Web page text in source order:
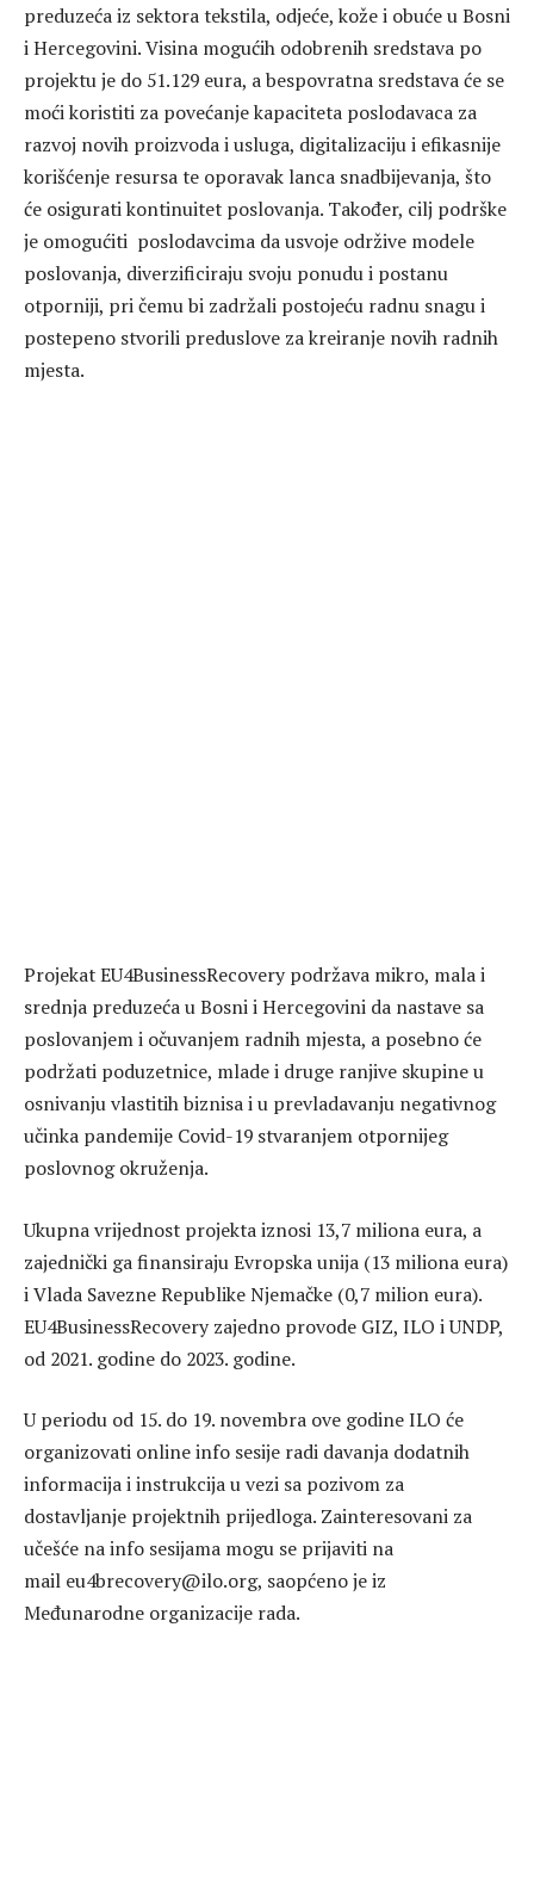
preduzeća iz sektora tekstila, odjeće, kože i obuće u Bosni
i Hercegovini. Visina mogućih odobrenih sredstava po
projektu je do 51.129 eura, a bespovratna sredstava će se
moći koristiti za povećanje kapaciteta poslodavaca za
razvoj novih proizvoda i usluga, digitalizaciju i efikasnije
korišćenje resursa te oporavak lanca snadbijevanja, što
će osigurati kontinuitet poslovanja. Također, cilj podrške
je omogućiti poslodavcima da usvoje održive modele
poslovanja, diverzificiraju svoju ponudu i postanu
otporniji, pri čemu bi zadržali postojeću radnu snagu i
postepeno stvorili preduslove za kreiranje novih radnih
mjesta.
Projekat EU4BusinessRecovery podržava mikro, mala i
srednja preduzeća u Bosni i Hercegovini da nastave sa
poslovanjem i očuvanjem radnih mjesta, a posebno će
podržati poduzetnice, mlade i druge ranjive skupine u
osnivanju vlastitih biznisa i u prevladavanju negativnog
učinka pandemije Covid-19 stvaranjem otpornijeg
poslovnog okruženja.
Ukupna vrijednost projekta iznosi 13,7 miliona eura, a
zajednički ga finansiraju Evropska unija (13 miliona eura)
i Vlada Savezne Republike Njemačke (0,7 milion eura).
EU4BusinessRecovery zajedno provode GIZ, ILO i UNDP,
od 2021. godine do 2023. godine.
U periodu od 15. do 19. novembra ove godine ILO će
organizovati online info sesije radi davanja dodatnih
informacija i instrukcija u vezi sa pozivom za
dostavljanje projektnih prijedloga. Zainteresovani za
učešće na info sesijama mogu se prijaviti na
mail eu4brecovery@ilo.org, saopćeno je iz
Međunarodne organizacije rada.